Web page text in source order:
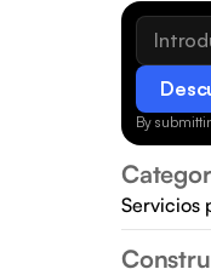
By
Servicios